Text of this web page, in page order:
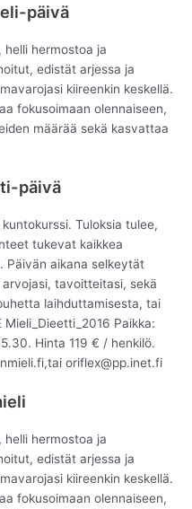
päivä
helli hermostoa ja
edistät arjessa ja
kiireenkin keskellä.
fokusoimaan olennaiseen,
määrää sekä kasvattaa
päivä
Tuloksia tulee,
tukevat kaikkea
Päivän aikana selkeytät
tavoitteitasi, sekä
laihduttamisesta, tai
Paikka:
Hinta 119 € / henkilö.
oriflex@pp.inet.fi
helli hermostoa ja
edistät arjessa ja
kiireenkin keskellä.
fokusoimaan olennaiseen,